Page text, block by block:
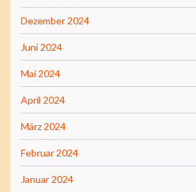
Dezember 2024
Juni 2024
Mai 2024
April 2024
März 2024
Februar 2024
Januar 2024